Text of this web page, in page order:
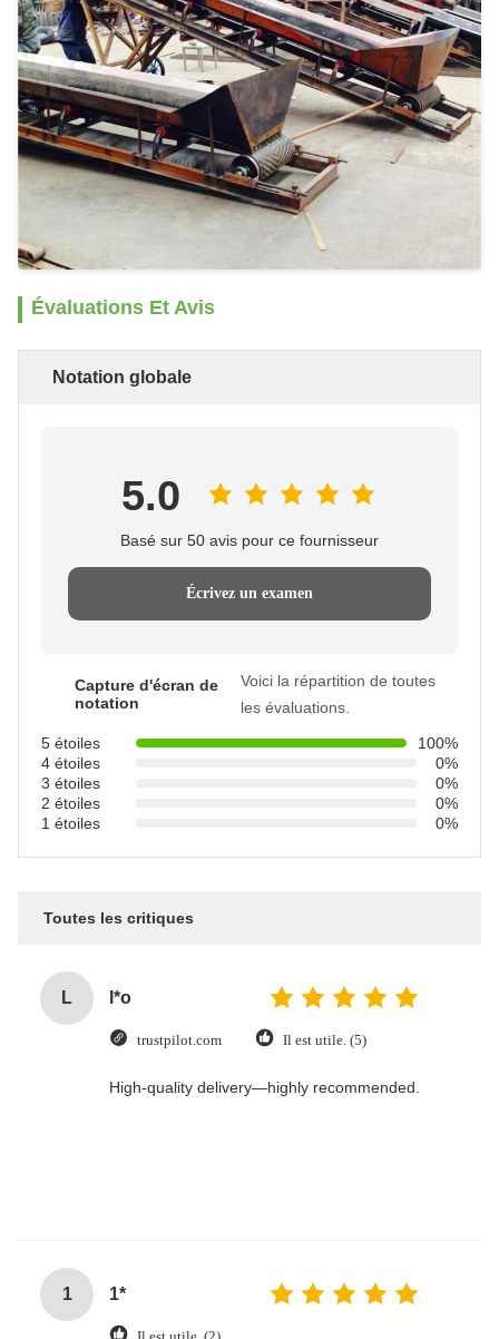
Évaluations Et Avis
Notation globale
5.0
Basé sur 50 avis pour ce fournisseur
Écrivez un examen
Capture d'écran de
notation
Voici la répartition de toutes
les évaluations.
5 étoiles
100%
4 étoiles
0%
3 étoiles
0%
2 étoiles
0%
1 étoiles
0%
Toutes les critiques
L l*o
trustpilot.com Il est utile. (5)
High-quality delivery—highly recommended.
1 1*